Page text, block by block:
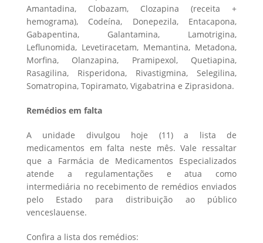
Amantadina, Clobazam, Clozapina (receita +
hemograma), Codeína, Donepezila, Entacapona,
Gabapentina, Galantamina, Lamotrigina,
Leflunomida, Levetiracetam, Memantina, Metadona,
Morfina, Olanzapina, Pramipexol, Quetiapina,
Rasagilina, Risperidona, Rivastigmina, Selegilina,
Somatropina, Topiramato, Vigabatrina e Ziprasidona.
Remédios em falta
A unidade divulgou hoje (11) a lista de
medicamentos em falta neste mês. Vale ressaltar
que a Farmácia de Medicamentos Especializados
atende a regulamentações e atua como
intermediária no recebimento de remédios enviados
pelo Estado para distribuição ao público
venceslauense.
Confira a lista dos remédios: